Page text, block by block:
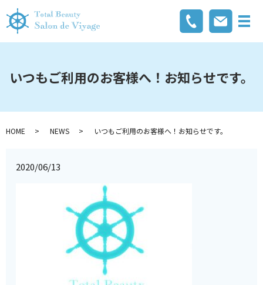
メ
いつもご利用のお客様へ！お知らせです。
HOME NEWS いつもご利用のお客様へ！お知らせです。
2020/06/13